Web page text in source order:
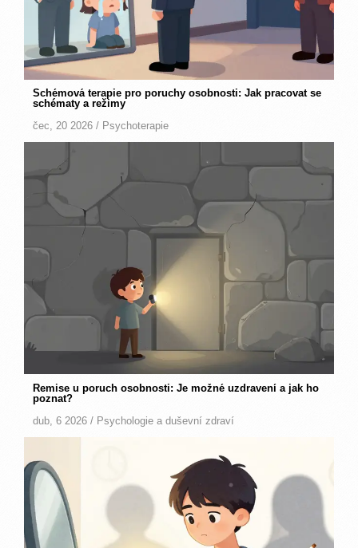
Schémová terapie pro poruchy osobnosti: Jak pracovat se
schématy a režimy
čec, 20 2026 / Psychoterapie
Remise u poruch osobnosti: Je možné uzdravení a jak ho
poznat?
dub, 6 2026 / Psychologie a duševní zdraví